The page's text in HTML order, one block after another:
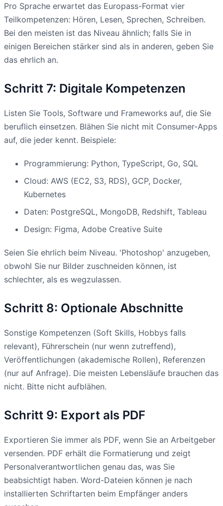
Pro Sprache erwartet das Europass-Format vier
Teilkompetenzen: Hören, Lesen, Sprechen, Schreiben.
Bei den meisten ist das Niveau ähnlich; falls Sie in
einigen Bereichen stärker sind als in anderen, geben Sie
das ehrlich an.
Schritt 7: Digitale Kompetenzen
Listen Sie Tools, Software und Frameworks auf, die Sie
beruflich einsetzen. Blähen Sie nicht mit Consumer-Apps
auf, die jeder kennt. Beispiele:
Programmierung: Python, TypeScript, Go, SQL
Cloud: AWS (EC2, S3, RDS), GCP, Docker,
Kubernetes
Daten: PostgreSQL, MongoDB, Redshift, Tableau
Design: Figma, Adobe Creative Suite
Seien Sie ehrlich beim Niveau. 'Photoshop' anzugeben,
obwohl Sie nur Bilder zuschneiden können, ist
schlechter, als es wegzulassen.
Schritt 8: Optionale Abschnitte
Sonstige Kompetenzen (Soft Skills, Hobbys falls
relevant), Führerschein (nur wenn zutreffend),
Veröffentlichungen (akademische Rollen), Referenzen
(nur auf Anfrage). Die meisten Lebensläufe brauchen das
nicht. Bitte nicht aufblähen.
Schritt 9: Export als PDF
Exportieren Sie immer als PDF, wenn Sie an Arbeitgeber
versenden. PDF erhält die Formatierung und zeigt
Personalverantwortlichen genau das, was Sie
beabsichtigt haben. Word-Dateien können je nach
installierten Schriftarten beim Empfänger anders